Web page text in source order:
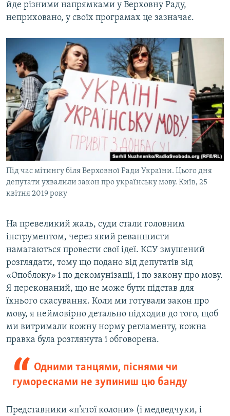
йде різними напрямками у Верховну Раду,
неприховано, у своїх програмах це зазначає.
Під час мітингу біля Верховної Ради України. Цього дня
депутати ухвалили закон про українську мову. Київ, 25
квітня 2019 року
На превеликий жаль, суди стали головним
інструментом, через який реваншисти
намагаються провести свої ідеї. КСУ змушений
розглядати, тому що подано від депутатів від
«Опоблоку» і по декомунізації, і по закону про мову.
Я переконаний, що не може бути підстав для
їхнього скасування. Коли ми готували закон про
мову, я неймовірно детально підходив до того, щоб
ми витримали кожну норму регламенту, кожна
правка була розглянута і обговорена.
Одними танцями, піснями чи
гуморесками не зупиниш цю банду
Представники «п’ятої колони» (і медведчуки, і